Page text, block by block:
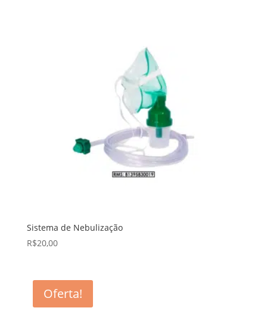
Sistema de Nebulização
R$20,00
Oferta!